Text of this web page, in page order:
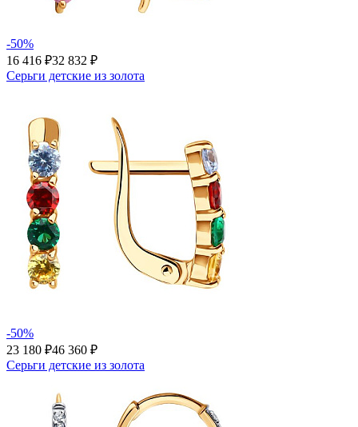
-50%
16 416 ₽32 832 ₽
Серьги детские из золота
-50%
23 180 ₽46 360 ₽
Серьги детские из золота